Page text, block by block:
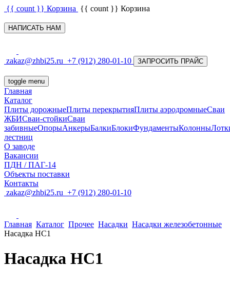
{{ count }} Корзина {{ count }} Корзина
НАПИСАТЬ НАМ
zakaz@zhbi25.ru +7 (912) 280-01-10 ЗАПРОСИТЬ ПРАЙС
toggle menu
Главная
Каталог
Плиты дорожныеПлиты перекрытияПлиты аэродромныеСваи
ЖБИСваи-стойкиСваи
забивныеОпорыАнкерыБалкиБлокиФундаментыКолонны
лестниц
О заводе
Вакансии
ПДН / ПАГ-14
Объекты поставки
Контакты
zakaz@zhbi25.ru +7 (912) 280-01-10
Главная Каталог Прочее Насадки Насадки железобетонные
Насадка НС1
Насадка НС1